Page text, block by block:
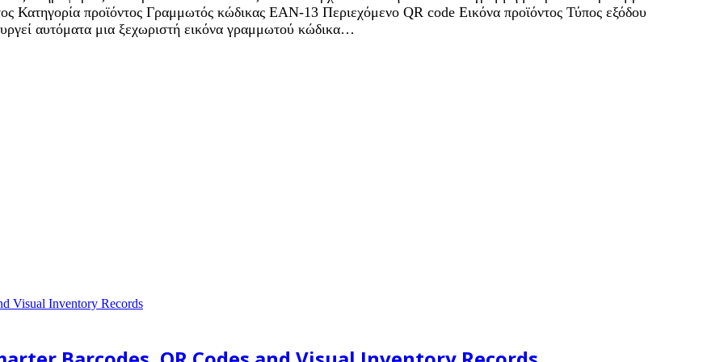
Κατηγορία προϊόντος Γραμμωτός κώδικας EAN-13 Περιεχόμενο QR code Εικόνα προϊόντος Τύπος εξόδου
αυτόματα μια ξεχωριστή εικόνα γραμμωτού κώδικα…